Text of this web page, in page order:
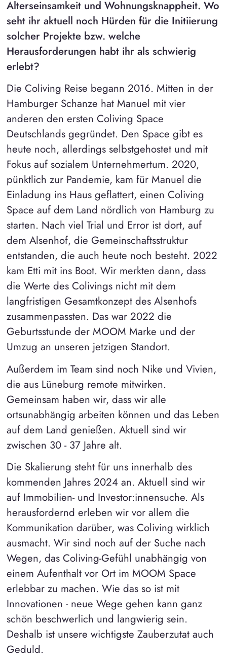
Alterseinsamkeit und Wohnungsknappheit. Wo
seht ihr aktuell noch Hürden für die Initiierung
solcher Projekte bzw. welche
Herausforderungen habt ihr als schwierig
erlebt?
Die Coliving Reise begann 2016. Mitten in der
Hamburger Schanze hat Manuel mit vier
anderen den ersten Coliving Space
Deutschlands gegründet. Den Space gibt es
heute noch, allerdings selbstgehostet und mit
Fokus auf sozialem Unternehmertum. 2020,
pünktlich zur Pandemie, kam für Manuel die
Einladung ins Haus geflattert, einen Coliving
Space auf dem Land nördlich von Hamburg zu
starten. Nach viel Trial und Error ist dort, auf
dem Alsenhof, die Gemeinschaftsstruktur
entstanden, die auch heute noch besteht. 2022
kam Etti mit ins Boot. Wir merkten dann, dass
die Werte des Colivings nicht mit dem
langfristigen Gesamtkonzept des Alsenhofs
zusammenpassten. Das war 2022 die
Geburtsstunde der MOOM Marke und der
Umzug an unseren jetzigen Standort.
Außerdem im Team sind noch Nike und Vivien,
die aus Lüneburg remote mitwirken.
Gemeinsam haben wir, dass wir alle
ortsunabhängig arbeiten können und das Leben
auf dem Land genießen. Aktuell sind wir
zwischen 30 - 37 Jahre alt.
Die Skalierung steht für uns innerhalb des
kommenden Jahres 2024 an. Aktuell sind wir
auf Immobilien- und Investor:innensuche. Als
herausfordernd erleben wir vor allem die
Kommunikation darüber, was Coliving wirklich
ausmacht. Wir sind noch auf der Suche nach
Wegen, das Coliving-Gefühl unabhängig von
einem Aufenthalt vor Ort im MOOM Space
erlebbar zu machen. Wie das so ist mit
Innovationen - neue Wege gehen kann ganz
schön beschwerlich und langwierig sein.
Deshalb ist unsere wichtigste Zauberzutat auch
Geduld.